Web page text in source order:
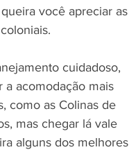
você apreciar as
cuidadoso,
a acomodação mais
como as Colinas de
mas chegar lá vale
alguns dos melhores